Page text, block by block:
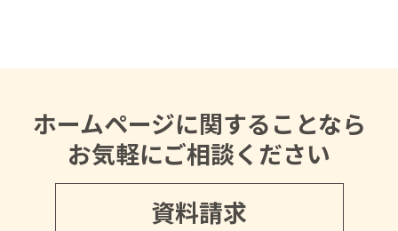
ホームページに関することなら
お気軽にご相談ください
資料請求